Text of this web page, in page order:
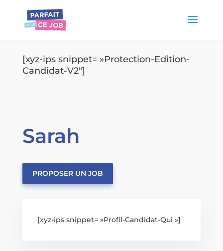
[xyz-ips snippet= »Protection-Edition-
Candidat-V2″]
Sarah
PROPOSER UN JOB
[xyz-ips snippet= »Profil-Candidat-Qui »]